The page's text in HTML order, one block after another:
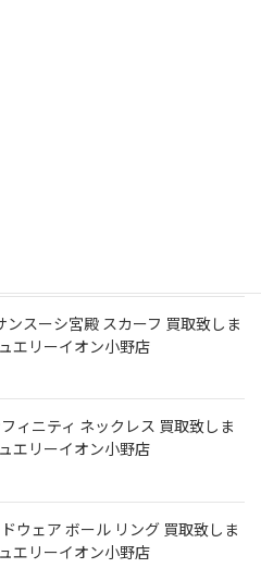
ンスーシ宮殿 スカーフ 買取致しま
エリーイオン小野店
ィニティ ネックレス 買取致しま
エリーイオン小野店
ウェア ボール リング 買取致しま
エリーイオン小野店